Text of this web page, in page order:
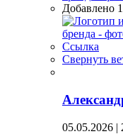
Добавлено
Ссылка
Свернуть
05.05.2026 |